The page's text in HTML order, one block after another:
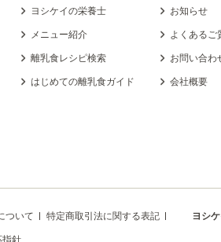
ヨシケイの栄養士
メニュー紹介
離乳食レシピ検索
はじめての離乳食ガイド
お知らせ
よくあるご
お問い合わ
会社概要
ついて 特定商取引法に関する表記
指針
ヨシ